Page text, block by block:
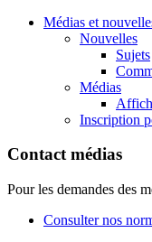
Médias et
Nouvelles
Sujets
Médias
Inscription
Contact médias
Pour les demandes des
Consulter nos